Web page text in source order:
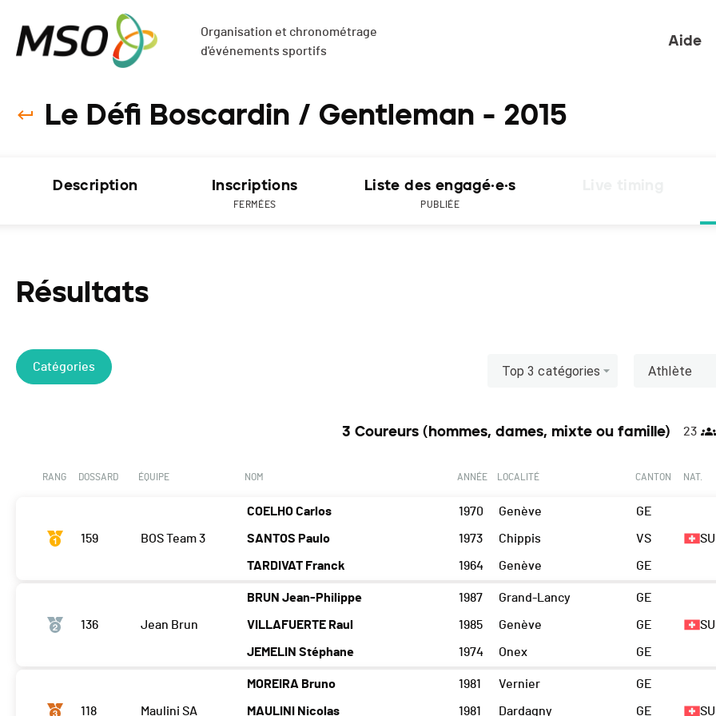
Organisation et chronométrage
d'événements sportifs
Aide
Le Défi Boscardin / Gentleman - 2015
Description Inscriptions
FERMÉES
Liste des engagé·e·s
PUBLIÉE
Résultats
Catégories Top 3 catégories Athlète
3 Coureurs (hommes, dames, mixte ou famille) 23
RANG DOSSARD ÉQUIPE NOM ANNÉE LOCALITÉ CANTON NAT.
159 BOS Team 3
COELHO Carlos
SANTOS Paulo
TARDIVAT Franck
1970
1973
1964
Genève
Chippis
Genève
GE
VS
GE
136 Jean Brun
BRUN Jean-Philippe
VILLAFUERTE Raul
JEMELIN Stéphane
1987
1985
1974
Grand-Lancy
Genève
Onex
GE
GE
GE
118 Maulini SA
MOREIRA Bruno
MAULINI Nicolas
1981
1981
Vernier
Dardagny
GE
GE